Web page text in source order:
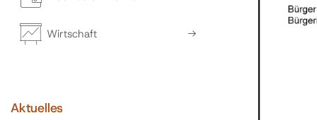
Wirtschaft
Aktuelles